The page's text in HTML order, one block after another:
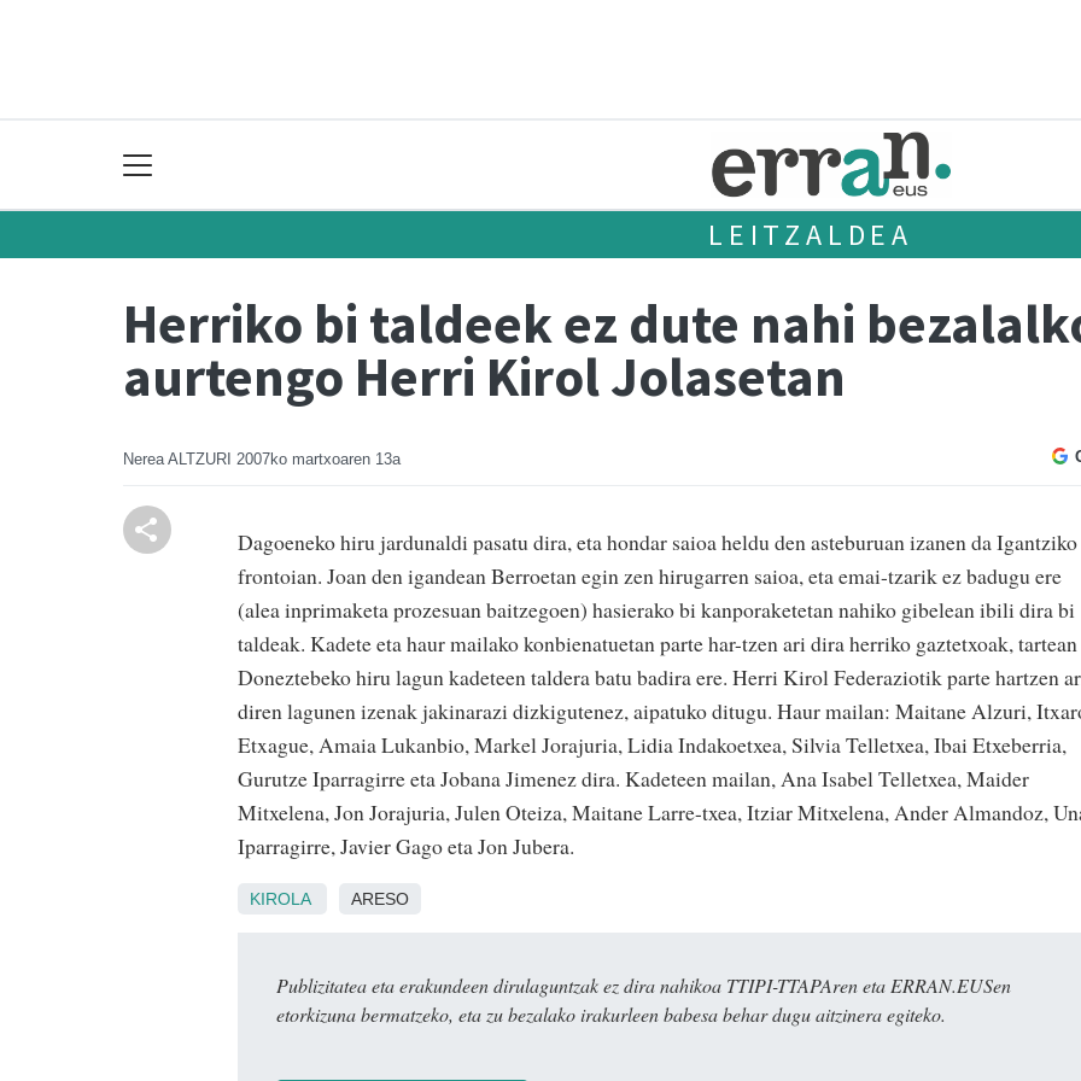
LEITZALDEA
Herriko bi taldeek ez dute nahi
aurtengo Herri Kirol Jolasetan
Nerea ALTZURI 2007ko martxoaren 13a
Dagoeneko hiru jardunaldi pasatu dira, eta hondar saioa heldu den asteburuan izanen da Igantziko
frontoian. Joan den igandean Berroetan egin zen hirugarren saioa, eta emai-tzarik ez badugu ere
(alea inprimaketa prozesuan baitzegoen) hasierako bi kanporaketetan nahiko gibelean ibili dira bi
taldeak. Kadete eta haur mailako konbienatuetan parte har-tzen ari dira herriko gaztetxoak, tartean
Doneztebeko hiru lagun kadeteen taldera batu badira ere. Herri Kirol Federaziotik parte hartzen
diren lagunen izenak jakinarazi dizkigutenez, aipatuko ditugu. Haur mailan: Maitane Alzuri,
Etxague, Amaia Lukanbio, Markel Jorajuria, Lidia Indakoetxea, Silvia Telletxea, Ibai Etxeberria,
Gurutze Iparragirre eta Jobana Jimenez dira. Kadeteen mailan, Ana Isabel Telletxea, Maider
Mitxelena, Jon Jorajuria, Julen Oteiza, Maitane Larre-txea, Itziar Mitxelena, Ander Almandoz,
Iparragirre, Javier Gago eta Jon Jubera.
KIROLA ARESO
Publizitatea eta erakundeen dirulaguntzak ez dira nahikoa TTIPI-TTAPAren eta ERRAN.EUSen
etorkizuna bermatzeko, eta zu bezalako irakurleen babesa behar dugu aitzinera egiteko.